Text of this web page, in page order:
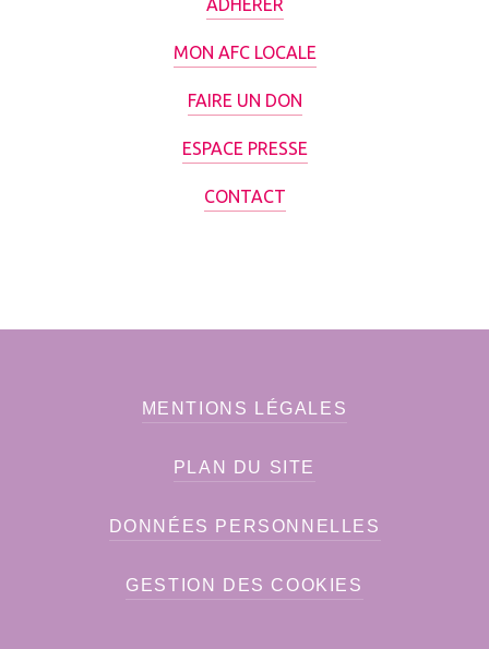
ADHÉRER
MON AFC LOCALE
FAIRE UN DON
ESPACE PRESSE
CONTACT
MENTIONS LÉGALES
PLAN DU SITE
DONNÉES PERSONNELLES
GESTION DES COOKIES